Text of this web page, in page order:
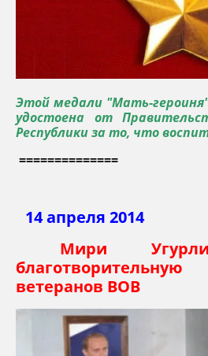
Этой медали "Мать-
удостоена от
Республики за то, что
==============
14 апреля 2014
Мири
ветеранов ВОВ